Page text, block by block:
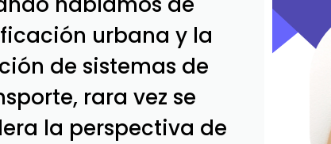
urbana y la
de sistemas de
rara vez se
la perspectiva de